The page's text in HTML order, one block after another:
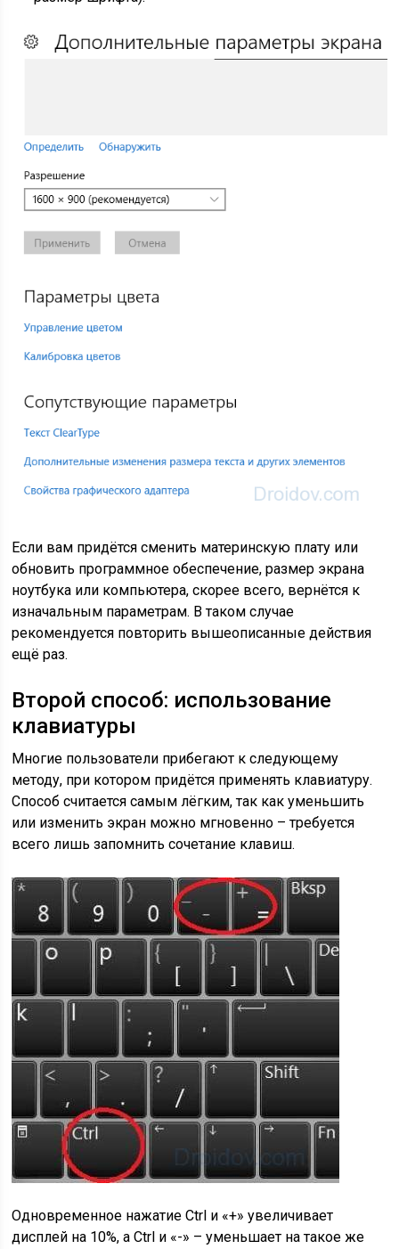
Если вам придётся сменить материнскую плату или
обновить программное обеспечение, размер экрана
ноутбука или компьютера, скорее всего, вернётся к
изначальным параметрам. В таком случае
рекомендуется повторить вышеописанные действия
ещё раз.
Второй способ: использование
клавиатуры
Многие пользователи прибегают к следующему
методу, при котором придётся применять клавиатуру.
Способ считается самым лёгким, так как уменьшить
или изменить экран можно мгновенно – требуется
всего лишь запомнить сочетание клавиш.
Одновременное нажатие Ctrl и «+» увеличивает
дисплей на 10%, а Ctrl и «-» – уменьшает на такое же